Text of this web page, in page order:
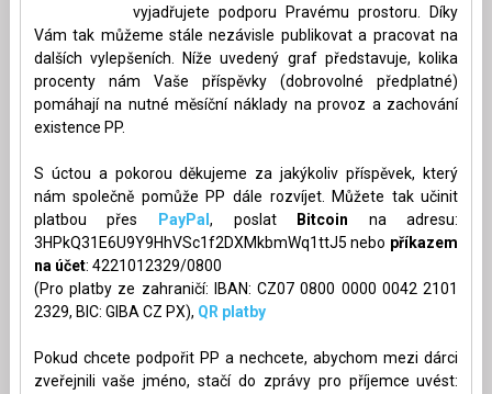
vyjadřujete podporu Pravému prostoru. Díky
Vám tak můžeme stále nezávisle publikovat a pracovat na
dalších vylepšeních. Níže uvedený graf představuje, kolika
procenty nám Vaše příspěvky (dobrovolné předplatné)
pomáhají na nutné měsíční náklady na provoz a zachování
existence PP.
S úctou a pokorou děkujeme za jakýkoliv příspěvek, který
nám společně pomůže PP dále rozvíjet. Můžete tak učinit
platbou přes
PayPal, poslat Bitcoin na adresu:
3HPkQ31E6U9Y9HhVSc1f2DXMkbmWq1ttJ5 nebo příkazem
na účet: 4221012329/0800
(Pro platby ze zahraničí: IBAN: CZ07 0800 0000 0042 2101
2329, BIC: GIBA CZ PX), QR platby
Pokud chcete podpořit PP a nechcete, abychom mezi dárci
zveřejnili vaše jméno, stačí do zprávy pro příjemce uvést: